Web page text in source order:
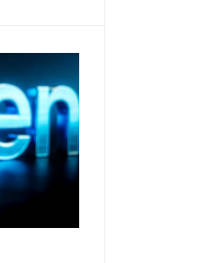
智能监测
人工智能
务化的应
到可实现
技术应用